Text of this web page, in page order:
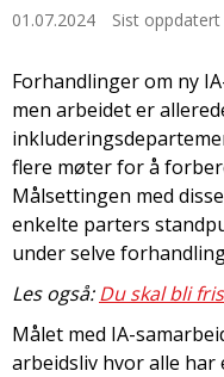
01.07.2024 Sist
Forhandlinger om ny
men arbeidet er
flere møter for å
Målsettingen med
enkelte parters
under selve
Les også:Du skal bli
Målet med IA-
arbeidsliv hvor alle har